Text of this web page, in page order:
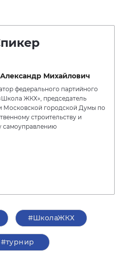
Михайлович
федерального партийного
ЖКХ», председатель
Московской городской Думы по
строительству и
самоуправлению
#ШколаЖКХ
#турнир